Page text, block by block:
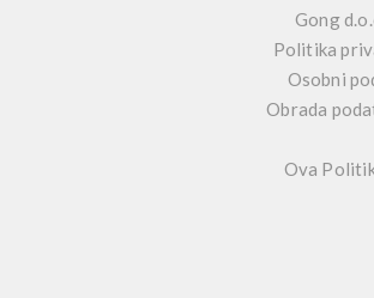
Gong
Politika
Osobni
Obrada
Ova